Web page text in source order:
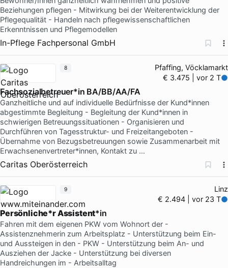
Beziehungen pflegen - Mitwirkung bei der Weiterentwicklung der
Pflegequalität - Handeln nach pflegewissenschaftlichen
Erkenntnissen und Pflegemodellen
In-Pflege Fachpersonal GmbH
Pfaffing, Vöcklamarkt
€ 3.475 | vor 2 T
Fachsozialbetreuer*in BA/BB/AA/FA
Ganzheitliche und auf individuelle Bedürfnisse der Kund*innen
abgestimmte Begleitung - Begleitung der Kund*innen in
schwierigen Betreuungssituationen - Organisieren und
Durchführen von Tagesstruktur- und Freizeitangeboten -
Übernahme von Bezugsbetreuungen sowie Zusammenarbeit mit
Erwachsenenvertreter*innen, Kontakt zu …
Caritas Oberösterreich
8
Linz
€ 2.494 | vor 23 T
Persönliche*r Assistent*in
Fahren mit dem eigenen PKW vom Wohnort der -
Assistenznehmerin zum Arbeitsplatz - Unterstützung beim Ein-
und Aussteigen in den - PKW - Unterstützung beim An- und
Ausziehen der Jacke - Unterstützung bei diversen
Handreichungen im - Arbeitsalltag
9